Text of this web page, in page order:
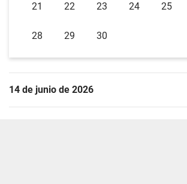
21 22 23 24 25
28 29 30
14 de junio de 2026